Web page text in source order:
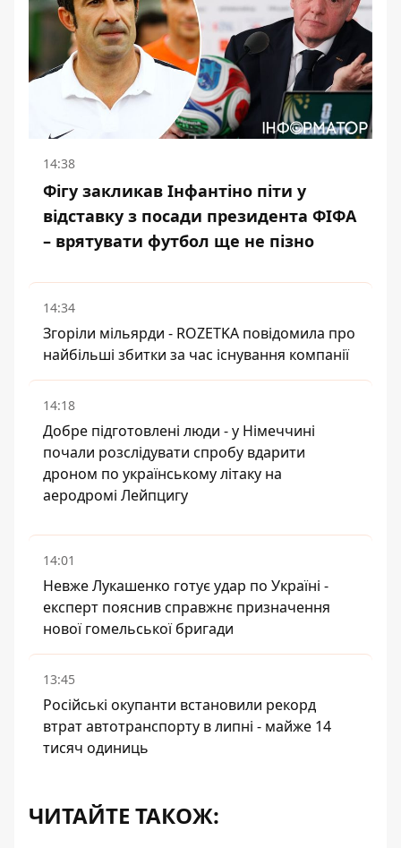
14:38
Фігу закликав Інфантіно піти у
відставку з посади президента ФІФА
– врятувати футбол ще не пізно
14:34
Згоріли мільярди - ROZETKA повідомила про
найбільші збитки за час існування компанії
14:18
Добре підготовлені люди - у Німеччині
почали розслідувати спробу вдарити
дроном по українському літаку на
аеродромі Лейпцигу
14:01
Невже Лукашенко готує удар по Україні -
експерт пояснив справжнє призначення
нової гомельської бригади
13:45
Російські окупанти встановили рекорд
втрат автотранспорту в липні - майже 14
тисяч одиниць
ЧИТАЙТЕ ТАКОЖ: